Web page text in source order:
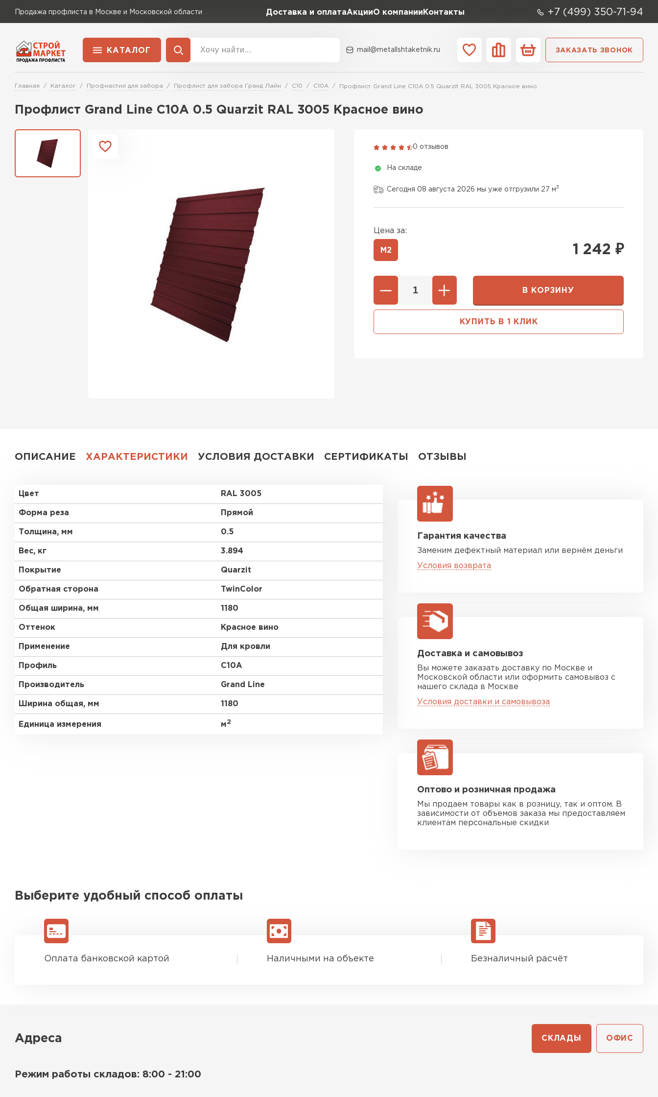
Продажа профлиста в Москве и Московской области Доставка и оплатаАкцииО компании Контакты +7 (499) 350-71-94
КАТАЛОГ
Применение
Для забора
Бренд
Гранд Лайн
mail@metallshtaketnik.ru ЗАКАЗАТЬ ЗВОНОК
Главная Каталог Профнастил для забора Профлист для забора Гранд Лайн С10 C10A Профлист Grand Line C10A 0.5 Quarzit RAL 3005 Красное вино
Профлист Grand Line C10A 0.5 Quarzit RAL 3005 Красное вино
0 отзывов
На складе
Сегодня 08 августа 2026 мы уже отгрузили 27 м3
Цена за:
М2 1 242 ₽
В КОРЗИНУ
КУПИТЬ В 1 КЛИК
ОПИСАНИЕ ХАРАКТЕРИСТИКИ УСЛОВИЯ ДОСТАВКИ СЕРТИФИКАТЫ ОТЗЫВЫ
Цвет RAL 3005
Форма реза Прямой
Толщина, мм 0.5
Вес, кг 3.894
Покрытие Quarzit
Обратная сторона TwinColor
Общая ширина, мм 1180
Оттенок Красное вино
Применение Для кровли
Профиль C10A
Производитель Grand Line
Ширина общая, мм 1180
Единица измерения м2
Гарантия качества
Заменим дефектный материал или вернём деньги
Условия возврата
Доставка и самовывоз
Вы можете заказать доставку по Москве и
Московской области или оформить самовывоз с
нашего склада в Москве
Условия доставки и самовывоза
Оптово и розничная продажа
Мы продаем товары как в розницу, так и оптом. В
зависимости от объемов заказа мы предоставляем
клиентам персональные скидки
Выберите удобный способ оплаты
Оплата банковской картой Наличными на объекте Безналичный расчёт
Адреса СКЛАДЫ ОФИС
Режим работы складов: 8:00 - 21:00